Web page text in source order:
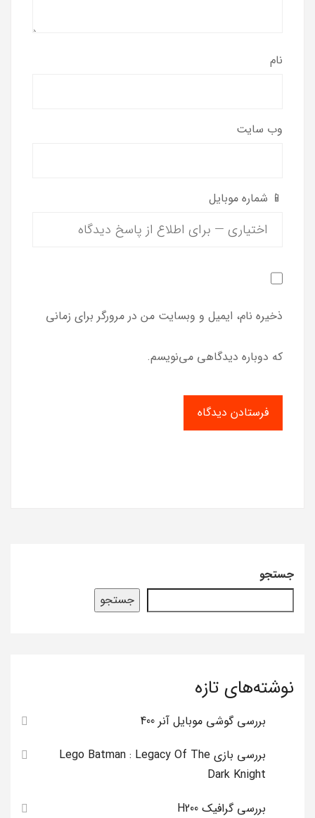
نام
وب‌ سایت
📱 شماره موبایل
ذخیره نام، ایمیل و وبسایت من در مرورگر برای زمانی
که دوباره دیدگاهی می‌نویسم.
جستجو
جستجو
نوشته‌های تازه
بررسی گوشی موبایل آنر 400
بررسی بازی Lego Batman : Legacy Of The
Dark Knight
بررسی گرافیک H200